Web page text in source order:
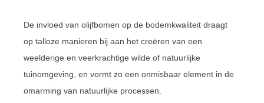
De invloed van olijfbomen op de bodemkwaliteit draagt
op talloze manieren bij aan het creëren van een
weelderige en veerkrachtige wilde of natuurlijke
tuinomgeving, en vormt zo een onmisbaar element in de
omarming van natuurlijke processen.